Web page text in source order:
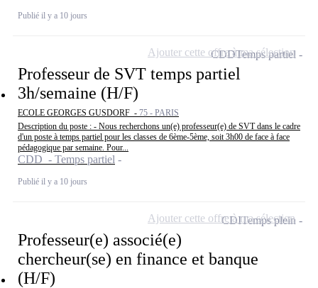
Publié il y a 10 jours
Professeur de SVT temps partiel
3h/semaine (H/F)
ECOLE GEORGES GUSDORF - 75 - PARIS
Description du poste : - Nous recherchons un(e) professeur(e) de SVT dans le cadre
d'un poste à temps partiel pour les classes de 6ème-5ème, soit 3h00 de face à face
pédagogique par semaine. Pour...
CDD - Temps partiel
Publié il y a 10 jours
CDDTemps partiel
Ajouter cette offre à ma sélection
Professeur(e) associé(e)
chercheur(se) en finance et banque
(H/F)
CDITemps plein
Ajouter cette offre à ma sélection